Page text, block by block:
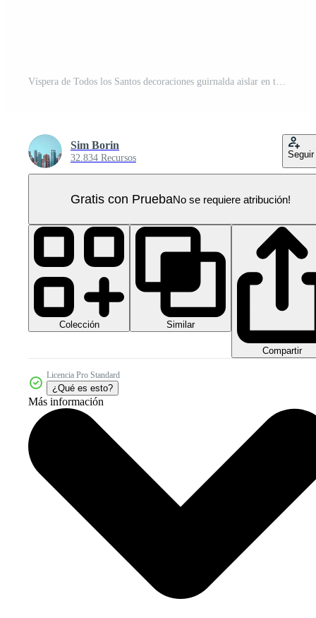
Víspera de Todos los Santos decoraciones guirnalda aislar en transparencia antecedentes PNG Pro
Sim Borin
32.834 Recursos Seguir
Gratis con PruebaNo se requiere atribución!
Colección Similar
Compartir
Licencia Pro Standard
¿Qué es esto?
Más información